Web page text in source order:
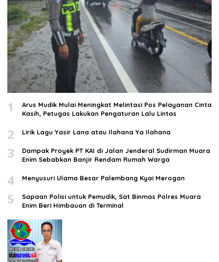
1
Arus Mudik Mulai Meningkat Melintasi Pos Pelayanan Cinta
Kasih, Petugas Lakukan Pengaturan Lalu Lintas
2 Lirik Lagu Yasir Lana atau Ilahana Ya Ilahana
3
Dampak Proyek PT KAI di Jalan Jenderal Sudirman Muara
Enim Sebabkan Banjir Rendam Rumah Warga
4 Menyusuri Ulama Besar Palembang Kyai Merogan
5
Sapaan Polisi untuk Pemudik, Sat Binmas Polres Muara
Enim Beri Himbauan di Terminal